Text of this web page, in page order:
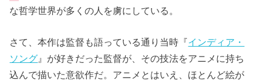
な哲学世界が多くの人を虜にしている。
さて、本作は監督も語っている通り当時『インディア・
ソング 』が好きだった監督が、その技法をアニメに持ち
込んで描いた意欲作だ。アニメとはいえ、ほとんど絵が